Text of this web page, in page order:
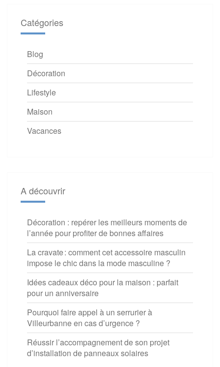
Catégories
Blog
Décoration
Lifestyle
Maison
Vacances
A découvrir
Décoration : repérer les meilleurs moments de
l’année pour profiter de bonnes affaires
La cravate : comment cet accessoire masculin
impose le chic dans la mode masculine ?
Idées cadeaux déco pour la maison : parfait
pour un anniversaire
Pourquoi faire appel à un serrurier à
Villeurbanne en cas d’urgence ?
Réussir l’accompagnement de son projet
d’installation de panneaux solaires